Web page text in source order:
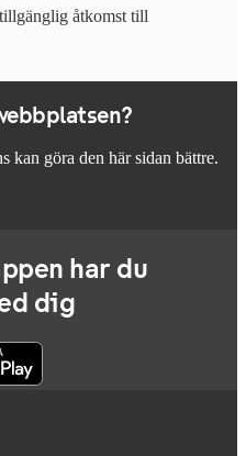
åtkomst till
kan göra den här sidan bättre.
har du
dig